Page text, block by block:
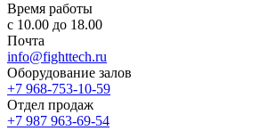
Время работы
с 10.00 до 18.00
Почта
info@fighttech.ru
Оборудование залов
+7 968-753-10-59
Отдел продаж
+7 987 963-69-54